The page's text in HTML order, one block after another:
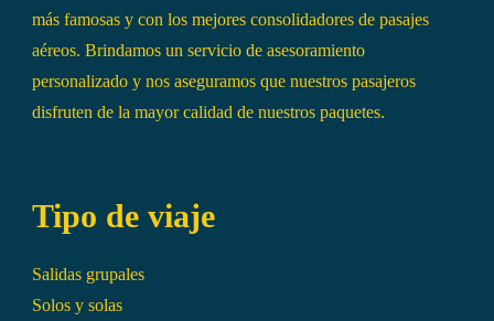
más famosas y con los mejores consolidadores de pasajes
aéreos. Brindamos un servicio de asesoramiento
personalizado y nos aseguramos que nuestros pasajeros
disfruten de la mayor calidad de nuestros paquetes.
Tipo de viaje
Salidas grupales
Solos y solas